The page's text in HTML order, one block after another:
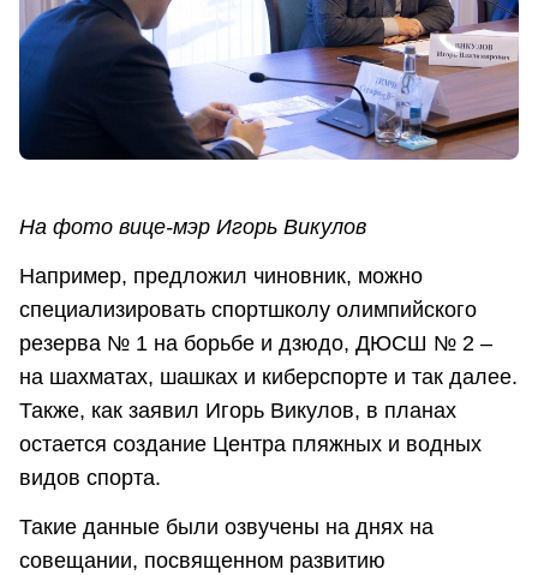
На фото вице-мэр Игорь Викулов
Например, предложил чиновник, можно
специализировать спортшколу олимпийского
резерва № 1 на борьбе и дзюдо, ДЮСШ № 2 –
на шахматах, шашках и киберспорте и так далее.
Также, как заявил Игорь Викулов, в планах
остается создание Центра пляжных и водных
видов спорта.
Такие данные были озвучены на днях на
совещании, посвященном развитию